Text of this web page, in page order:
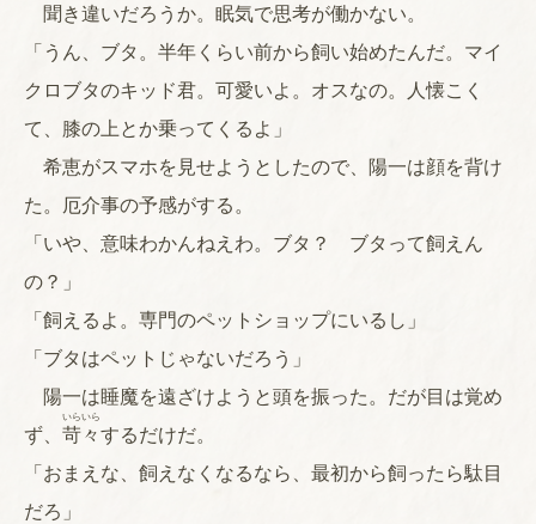
聞き違いだろうか。眠気で思考が働かない。
「うん、ブタ。半年くらい前から飼い始めたんだ。マイ
クロブタのキッド君。可愛いよ。オスなの。人懐こく
て、膝の上とか乗ってくるよ」
希恵がスマホを見せようとしたので、陽一は顔を背け
た。厄介事の予感がする。
「いや、意味わかんねえわ。ブタ？ ブタって飼えん
の？」
「飼えるよ。専門のペットショップにいるし」
「ブタはペットじゃないだろう」
陽一は睡魔を遠ざけようと頭を振った。だが目は覚め
ず、 苛
いら
々
いら
するだけだ。
「おまえな、飼えなくなるなら、最初から飼ったら駄目
だろ」